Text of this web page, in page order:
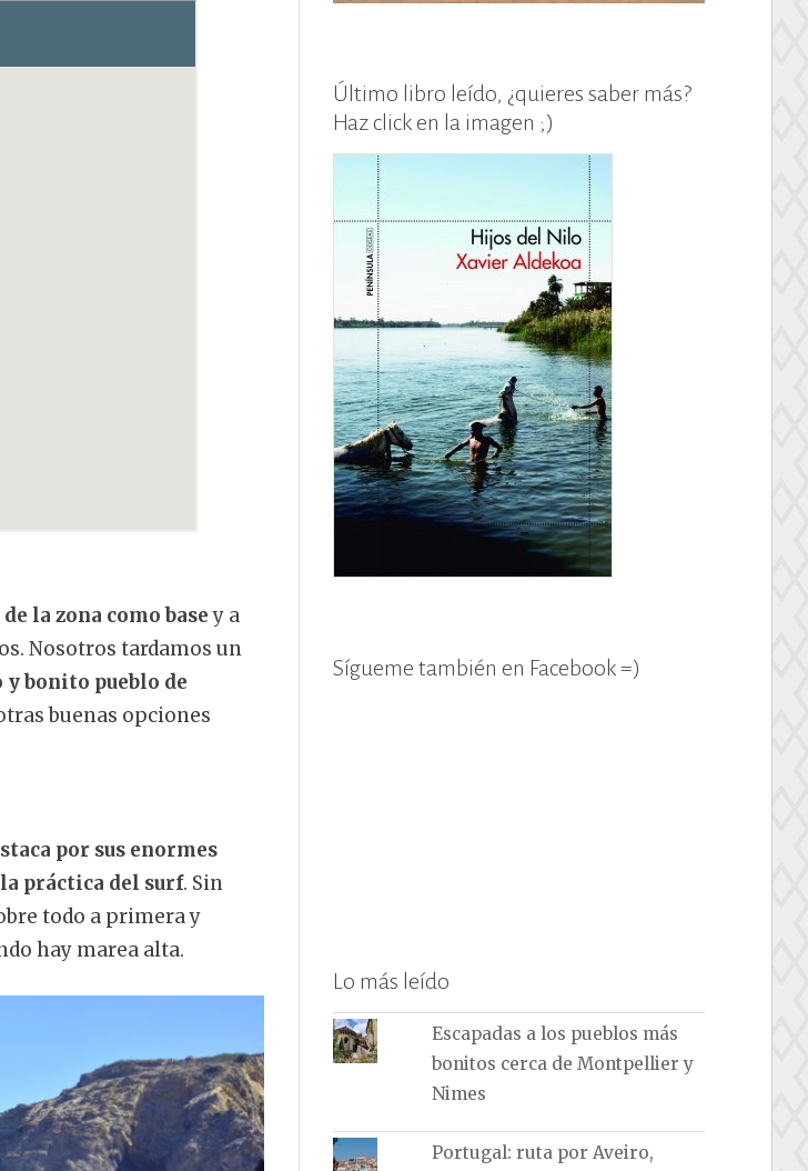
la zona como basey a
Nosotros tardamos un
bonito pueblo de
buenas opciones
por sus enormes
práctica del surf. Sin
todo a primera y
hay marea alta.
Último libro leído, ¿quieres saber más?
Haz click en la imagen ;)
Sígueme también en Facebook =)
Lo más leído
Escapadas a los pueblos más
bonitos cerca de Montpellier y
Nimes
Portugal: ruta por Aveiro,